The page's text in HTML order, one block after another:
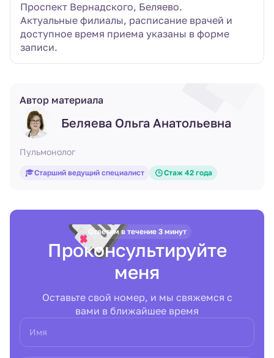
Проспект Вернадского, Беляево.
Актуальные филиалы, расписание врачей и
доступное время приема указаны в форме
записи.
Пульмонолог
Беляева Ольга Анатольевна
Старший ведущий специалист Стаж 42 года
Автор материала
Ответим в течение 3 минут
Проконсультируйте
меня
Оставьте свой номер, и мы свяжемся с
вами в ближайшее время
Имя